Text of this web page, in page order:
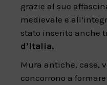
grazie al suo
medievale e
stato inserito anche
d’Italia.
Mura antiche, case,
concorrono a